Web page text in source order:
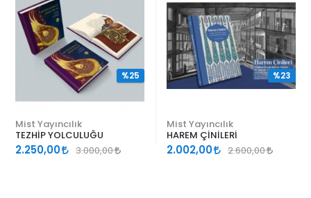
Mist Yayıncılık
TEZHİP YOLCULUĞU
2.250,00 3.000,00
%25
Mist Yayıncılık
HAREM ÇİNİLERİ
2.002,00 2.600,00
%23